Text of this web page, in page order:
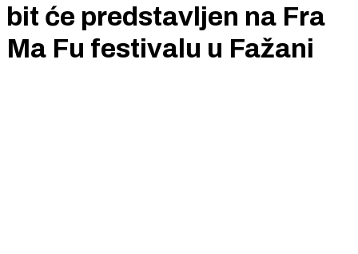
bit će predstavljen na Fra
Ma Fu festivalu u Fažani